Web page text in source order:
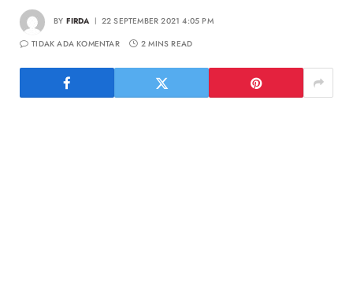
BY FIRDA
22 SEPTEMBER 2021 4:05 PM
TIDAK ADA KOMENTAR
2 MINS READ